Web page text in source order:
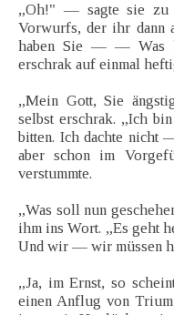
„Oh!" — sagte sie zu
Vorwurfs, der ihr dann
haben Sie — — Was
erschrak auf einmal
„Mein Gott, Sie
selbst erschrak. „Ich
bitten. Ich dachte
aber schon im
verstummte.
„Was soll nun
ihm ins Wort. „Es geht
Und wir — wir müssen
„Ja, im Ernst, so
einen Anflug von